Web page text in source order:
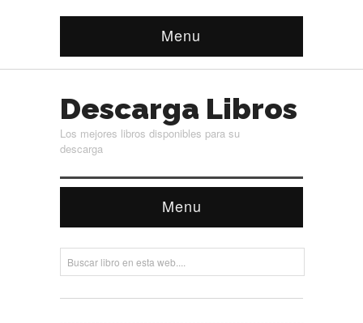
Menu
Descarga Libros
Los mejores libros disponibles para su
descarga
Menu